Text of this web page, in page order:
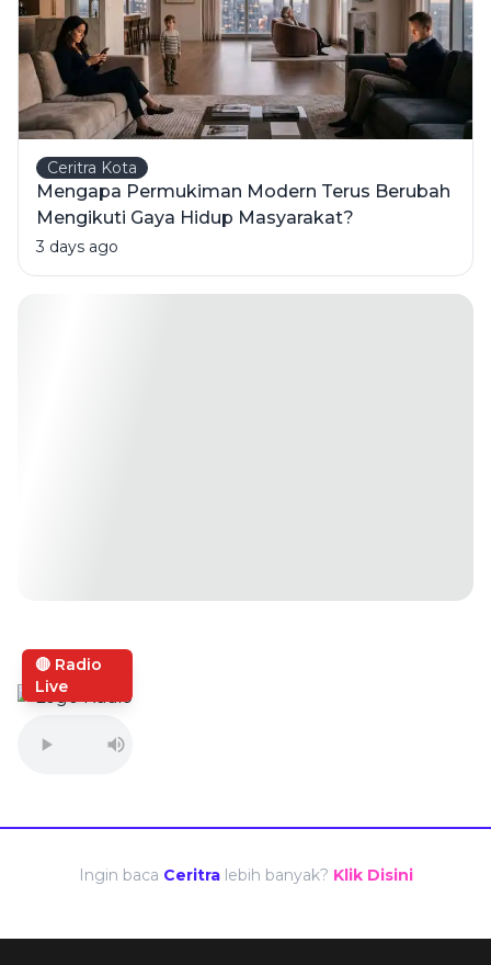
Ceritra Kota
Mengapa Permukiman Modern Terus Berubah
Mengikuti Gaya Hidup Masyarakat?
3 days ago
🔴 Radio
Live
Ingin baca Ceritra lebih banyak? Klik Disini